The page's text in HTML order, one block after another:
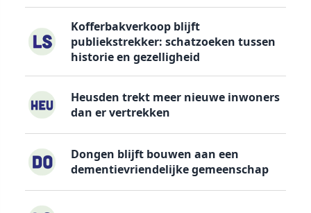
Kofferbakverkoop blijft
publiekstrekker: schatzoeken tussen
historie en gezelligheid
Heusden trekt meer nieuwe inwoners
dan er vertrekken
Dongen blijft bouwen aan een
dementievriendelijke gemeenschap